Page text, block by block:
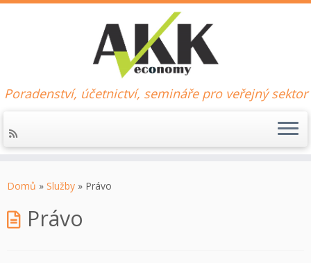
to
Poradenství, účetnictví, semináře pro veřejný sektor
Domů » Služby » Právo
Právo